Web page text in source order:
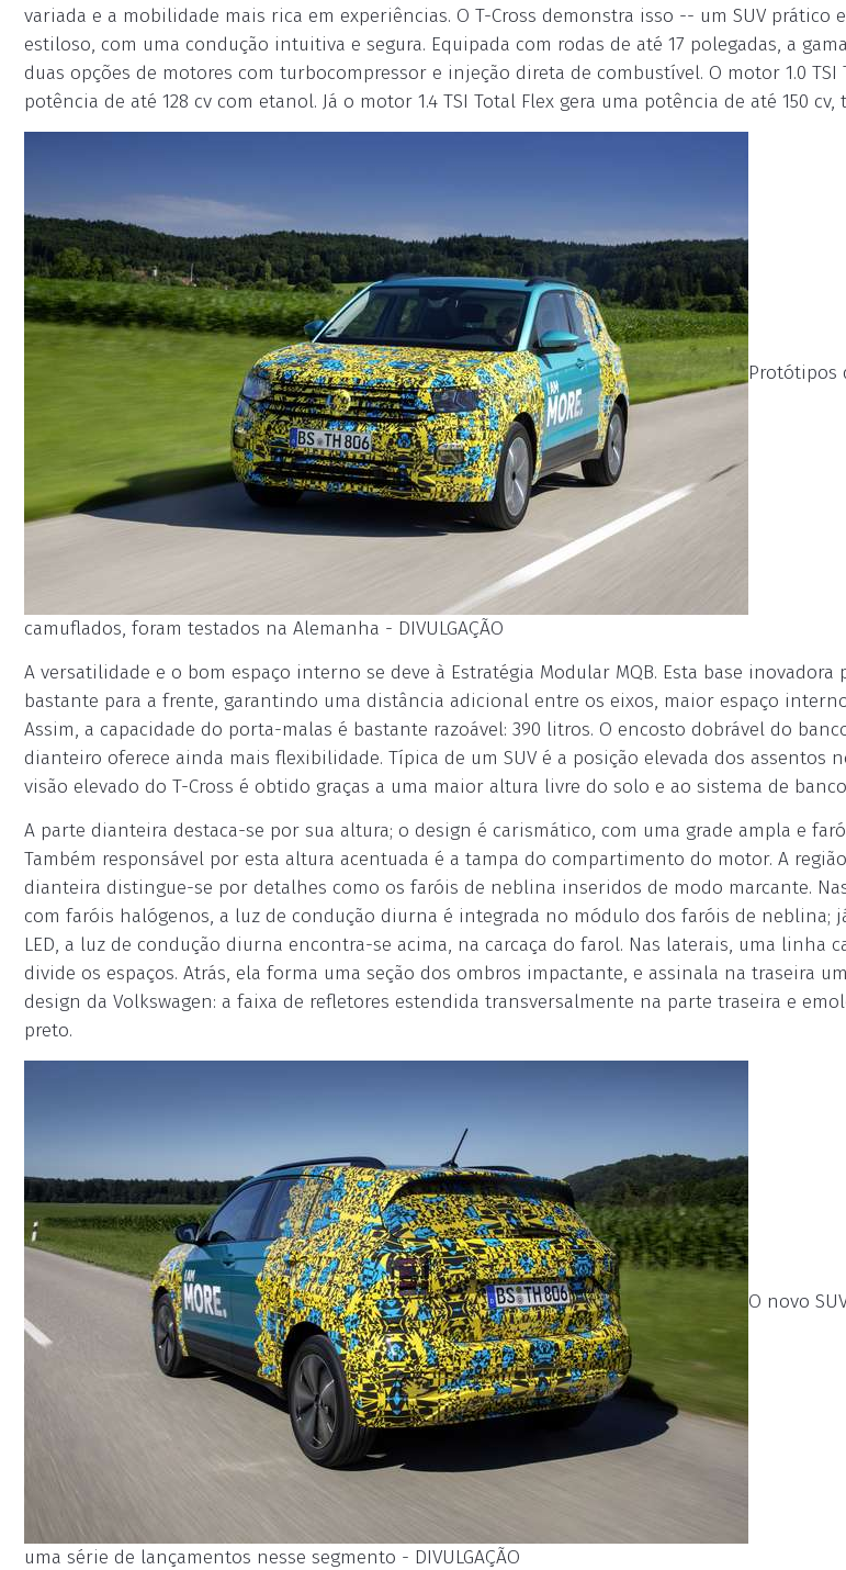
variada e a mobilidade mais rica em experiências. O T-Cross demonstra isso -- um SUV prático
estiloso, com uma condução intuitiva e segura. Equipada com rodas de até 17 polegadas, a
duas opções de motores com turbocompressor e injeção direta de combustível. O motor 1.0 TSI
potência de até 128 cv com etanol. Já o motor 1.4 TSI Total Flex gera uma potência de até 150
Protótipos
camuflados, foram testados na Alemanha - DIVULGAÇÃO
A versatilidade e o bom espaço interno se deve à Estratégia Modular MQB. Esta base
bastante para a frente, garantindo uma distância adicional entre os eixos, maior espaço
Assim, a capacidade do porta-malas é bastante razoável: 390 litros. O encosto dobrável do
dianteiro oferece ainda mais flexibilidade. Típica de um SUV é a posição elevada dos assentos
visão elevado do T-Cross é obtido graças a uma maior altura livre do solo e ao sistema de
A parte dianteira destaca-se por sua altura; o design é carismático, com uma grade ampla e
Também responsável por esta altura acentuada é a tampa do compartimento do motor. A
dianteira distingue-se por detalhes como os faróis de neblina inseridos de modo marcante.
com faróis halógenos, a luz de condução diurna é integrada no módulo dos faróis de neblina;
LED, a luz de condução diurna encontra-se acima, na carcaça do farol. Nas laterais, uma linha
divide os espaços. Atrás, ela forma uma seção dos ombros impactante, e assinala na traseira
design da Volkswagen: a faixa de refletores estendida transversalmente na parte traseira e
preto.
O novo
uma série de lançamentos nesse segmento - DIVULGAÇÃO